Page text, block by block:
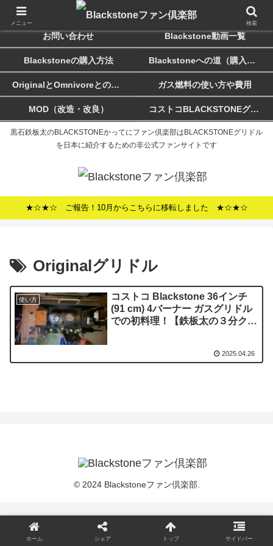
黒石鉄板太のBLACKSTONEかってにファン倶楽部はBLACKSTONEグリドル
を日本に紹介するための非公式ファンサイトです
ホーム Blackstoneのススメ
お問い合わせ Blackstone動画一覧
Blackstoneの購入方法 Blackstoneへの道（購入記）
OriginalとOmnivoreとの違い ガス燃料の使い方や費用
MOD（改造・改良） コストコBLACKSTONEグリドルについて
★☆★☆ ご報告！10月からこちらに移転しました ★☆★☆
Originalグリドル
使い方
コストコ Blackstone 36インチ
(91 cm) 4バーナー ガスグリドル
での初料理！【鉄板太の３分クッ
2025.04.26
© 2024 Blackstoneファン倶楽部.
メニュー 検索
ホーム シェア トップ サイドバー